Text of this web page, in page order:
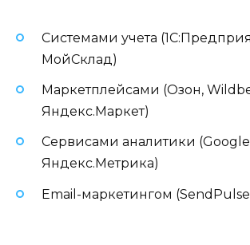
Системами учета
МойСклад)
Маркетплейсами (Озон,
Яндекс.Маркет)
Сервисами аналитики
Яндекс.Метрика)
Email-маркетингом